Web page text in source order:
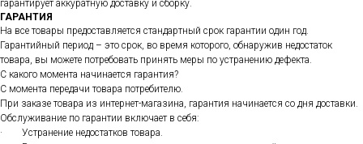
гарантирует аккуратную доставку и сборку.
ГАРАНТИЯ
На все товары предоставляется стандартный срок гарантии один год.
Гарантийный период – это срок, во время которого, обнаружив недостаток
товара, вы можете потребовать принять меры по устранению дефекта.
С какого момента начинается гарантия?
С момента передачи товара потребителю.
При заказе товара из интернет-магазина, гарантия начинается со дня доставки.
Обслуживание по гарантии включает в себя:
· Устранение недостатков товара.